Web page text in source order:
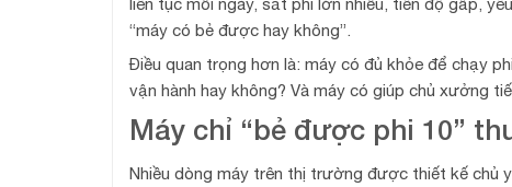
“máy có bẻ được hay không”.
Điều quan trọng hơn là: máy có đủ khỏe để chạy
vận hành hay không? Và máy có giúp chủ xưởng
Máy chỉ “bẻ được phi 10”
Nhiều dòng máy trên thị trường được thiết kế chủ